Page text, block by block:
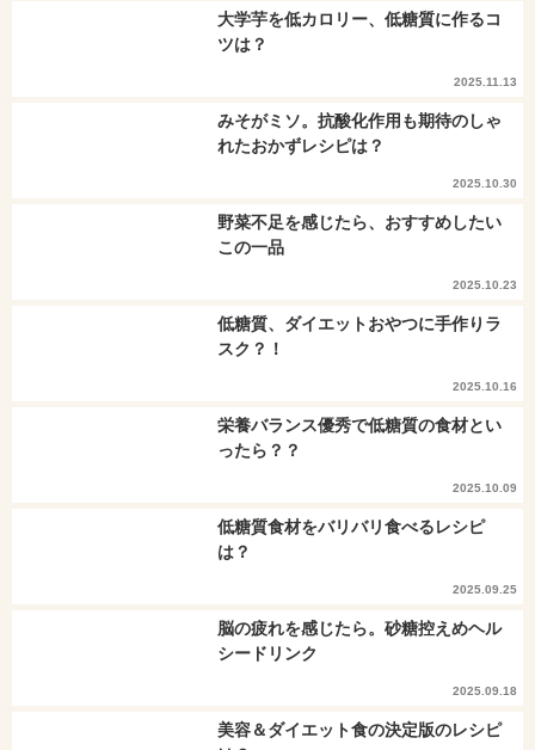
大学芋を低カロリー、低糖質に作るコ
ツは？
2025.11.13
みそがミソ。抗酸化作用も期待のしゃ
れたおかずレシピは？
2025.10.30
野菜不足を感じたら、おすすめしたい
この一品
2025.10.23
低糖質、ダイエットおやつに手作りラ
スク？！
2025.10.16
栄養バランス優秀で低糖質の食材とい
ったら？？
2025.10.09
低糖質食材をバリバリ食べるレシピ
は？
2025.09.25
脳の疲れを感じたら。砂糖控えめヘル
シードリンク
2025.09.18
美容＆ダイエット食の決定版のレシピ